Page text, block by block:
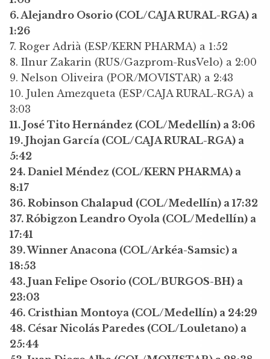
6. Alejandro Osorio (COL/CAJA RURAL-RGA) a
1:26
7. Roger Adrià (ESP/KERN PHARMA) a 1:52
8. Ilnur Zakarin (RUS/Gazprom-RusVelo) a 2:00
9. Nelson Oliveira (POR/MOVISTAR) a 2:43
10. Julen Amezqueta (ESP/CAJA RURAL-RGA) a
3:03
11. José Tito Hernández (COL/Medellín) a 3:06
19. Jhojan García (COL/CAJA RURAL-RGA) a
5:42
24. Daniel Méndez (COL/KERN PHARMA) a
8:17
36. Robinson Chalapud (COL/Medellín) a 17:32
37. Róbigzon Leandro Oyola (COL/Medellín) a
17:41
39. Winner Anacona (COL/Arkéa-Samsic) a
18:53
43. Juan Felipe Osorio (COL/BURGOS-BH) a
23:03
46. Cristhian Montoya (COL/Medellín) a 24:29
48. César Nicolás Paredes (COL/Louletano) a
25:44